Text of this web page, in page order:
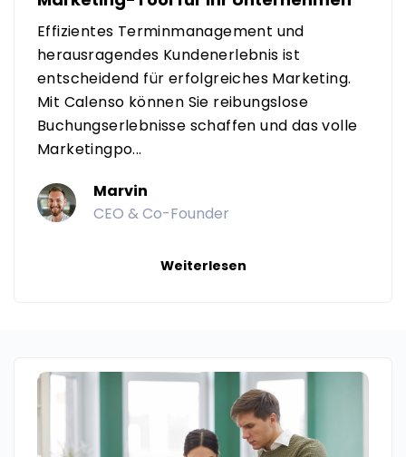
Effizientes Terminmanagement und
herausragendes Kundenerlebnis ist
entscheidend für erfolgreiches Marketing.
Mit Calenso können Sie reibungslose
Buchungserlebnisse schaffen und das volle
Marketingpo...
Marvin
CEO & Co-Founder
Weiterlesen